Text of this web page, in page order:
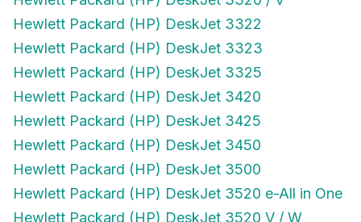
Hewlett Packard (HP) DeskJet 3322
Hewlett Packard (HP) DeskJet 3323
Hewlett Packard (HP) DeskJet 3325
Hewlett Packard (HP) DeskJet 3420
Hewlett Packard (HP) DeskJet 3425
Hewlett Packard (HP) DeskJet 3450
Hewlett Packard (HP) DeskJet 3500
Hewlett Packard (HP) DeskJet 3520 e-All in One
Hewlett Packard (HP) DeskJet 3520 V / W